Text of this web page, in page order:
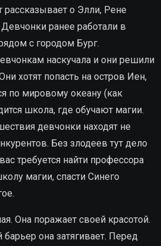
о Элли, Рене
ранее работали в
с городом Бург.
наскучала и они решили
хотят попасть на остров Иен,
по мировому океану (как
школа, где обучают магии.
девчонки находят не
Без злодеев тут дело
требуется найти профессора
магии, спасти Синего
Она поражает своей красотой.
она затягивает. Перед